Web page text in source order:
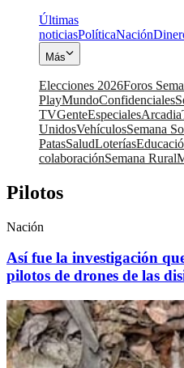
Últimas
noticiasPolíticaNación
Más
Elecciones 2026Foros
PlayMundoConfidenciales
TVGenteEspecialesArcadia
UnidosVehículosSemana
PatasSaludLoterías
colaboraciónSemana Rural
Pilotos
Nación
Así fue la investigación
pilotos de drones de las